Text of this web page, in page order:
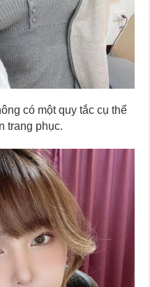
có một quy tắc cụ thể
trang phục.